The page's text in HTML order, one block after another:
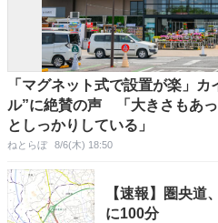
「マグネット式で設置が楽」
ル”に絶賛の声 「大きさもあ
としっかりしている」
ねとらぼ 8/6(木) 18:50
【速報】圏央
に100分